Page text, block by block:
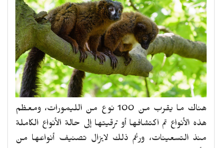
هناك ما يقرب من 100 نوع من الليمورات، ومعظم
هذه الأنواع تم اكتشافها أو ترقيتها إلى حالة الأنواع الكاملة
منذ التسعينات، ورغم ذلك لايزال تصنيف أنواعها من